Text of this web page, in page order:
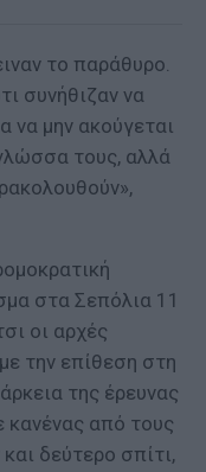
το παράθυρο.
συνήθιζαν να
να μην ακούγεται
τους, αλλά
στα Σεπόλια 11
οι αρχές
την επίθεση στη
της έρευνας
κανένας από τους
δεύτερο σπίτι,